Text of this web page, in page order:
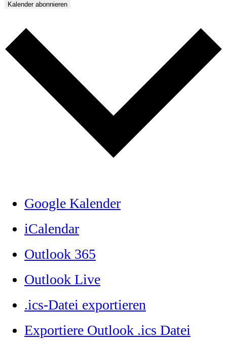
Kalender abonnieren
Google Kalender
iCalendar
Outlook 365
Outlook Live
.ics-Datei exportieren
Exportiere Outlook .ics Datei